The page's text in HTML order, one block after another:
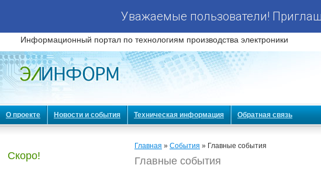
Уважаемые пользователи!
Информационный портал по технологиям производства электроники
О проекте Новости и события Техническая информация Обратная связь
Скоро!
Главная » События » Главные события
Главные события